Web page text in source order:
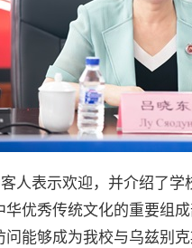
人表示欢迎，并介绍了
优秀传统文化的重要组
能够成为我校与乌兹别